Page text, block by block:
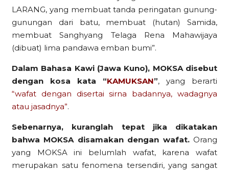
LARANG, yang membuat tanda peringatan gunung-
gunungan dari batu, membuat (hutan) Samida,
membuat Sanghyang Telaga Rena Mahawijaya
(dibuat) lima pandawa emban bumi”.
Dalam Bahasa Kawi (Jawa Kuno), MOKSA disebut
dengan kosa kata “KAMUKSAN”, yang berarti
“wafat dengan disertai sirna badannya, wadagnya
atau jasadnya”.
Sebenarnya, kuranglah tepat jika dikatakan
bahwa MOKSA disamakan dengan wafat.Orang
yang MOKSA ini belumlah wafat, karena wafat
merupakan satu fenomena tersendiri, yang sangat